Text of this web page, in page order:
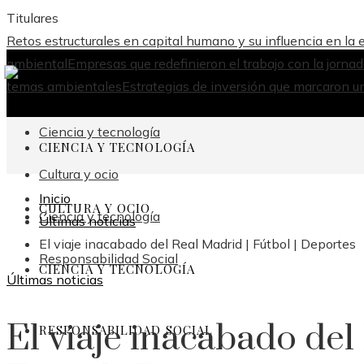
Titulares
Retos estructurales en capital humano y su influencia en la
ambientalEmpresas que redefinieron el trabajo con la
temas ambientalesEstrategias de inversión que marcaron
Ciencia y tecnología
Cultura y ocio
Ciencia y tecnología
Responsabilidad Social
CIENCIA Y TECNOLOGÍA
CULTURA Y OCIO
CIENCIA Y TECNOLOGÍA
RESPONSABILIDAD SOCIAL
Inicio
Últimas noticias
El viaje inacabado del Real Madrid | Fútbol | Deportes
Últimas noticias
El viaje inacabado